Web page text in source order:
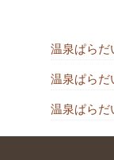
温泉ぱらだ
温泉ぱらだ
温泉ぱらだ